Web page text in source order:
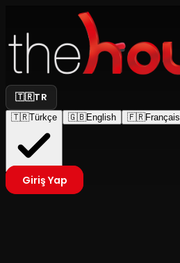
🇹🇷TR
🇹🇷Türkçe 🇬🇧English 🇫🇷Français
Giriş Yap